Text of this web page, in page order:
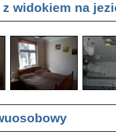
widokiem na